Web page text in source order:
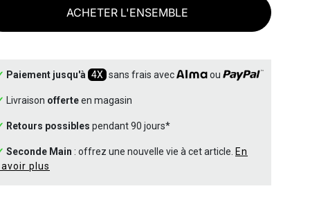
ACHETER L'ENSEMBLE
Paiement jusqu'à 4X sans frais avec ou
Livraison offerteen magasin
Retours possibles pendant 90 jours*
Seconde Main : offrez une nouvelle vie à cet article. En
plus